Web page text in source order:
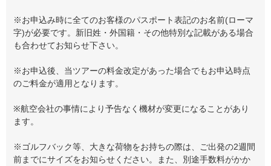
※お申込み時に全てのお客様のパスポート表記のお名前(ローマ
字)が必要です。新旧姓・外国籍・その他特別な記載がある場合
も合わせてお知らせ下さい。
※お申込後、当ツアーの料金改定があった場合でもお申込時点
のご料金が適用となります。
※航空会社の事情により予告なく機材が変更になることがあり
ます。
※ゴルフバック等、大きな荷物をお持ちの際は、ご出発の2週間
前までにサイズをお知らせください。また、別途手数料がかか